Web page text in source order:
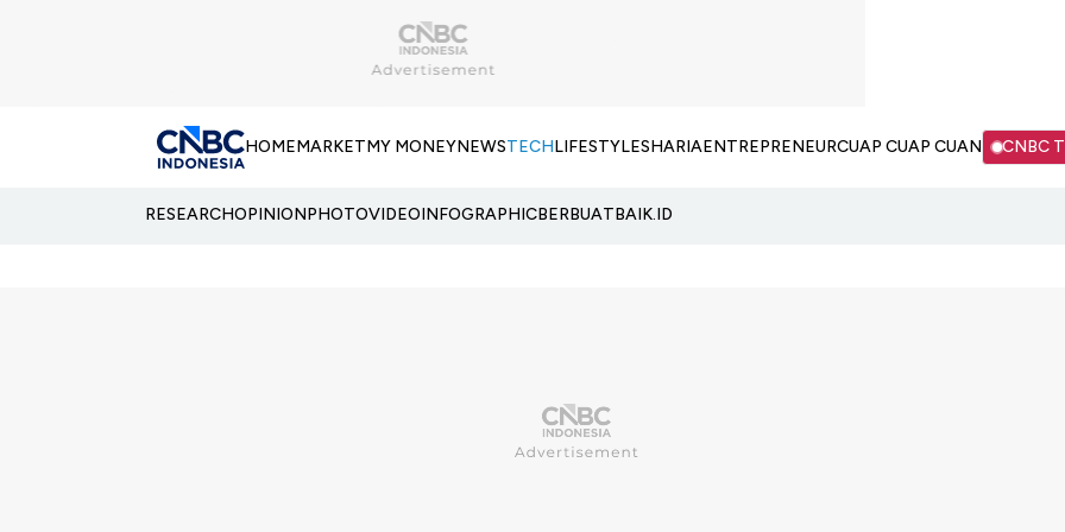
HOMEMARKETMY MONEYNEWSTECHLIFESTYLESHARIAENTREPRENEURCUAP CUAP CUAN CNBC
RESEARCHOPINIONPHOTOVIDEOINFOGRAPHICBERBUATBAIK.ID